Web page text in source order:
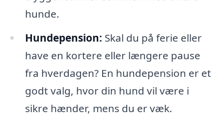
hunde.
Hundepension: Skal du på ferie eller
have en kortere eller længere pause
fra hverdagen? En hundepension er et
godt valg, hvor din hund vil være i
sikre hænder, mens du er væk.